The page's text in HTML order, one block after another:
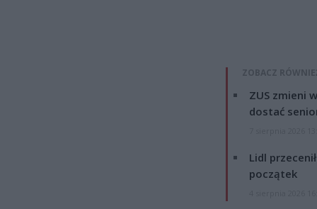
ZOBACZ
ZUS zmieni
dostać
Lidl
początek